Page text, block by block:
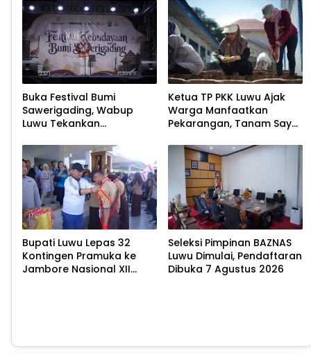
Buka Festival Bumi
Sawerigading, Wabup
Luwu Tekankan
Ketua TP PKK Luwu Ajak
Warga Manfaatkan
Pekarangan, Tanam Sayur
Bupati Luwu Lepas 32
Kontingen Pramuka ke
Jambore Nasional XII
Seleksi Pimpinan BAZNAS
Luwu Dimulai, Pendaftaran
Dibuka 7 Agustus 2026